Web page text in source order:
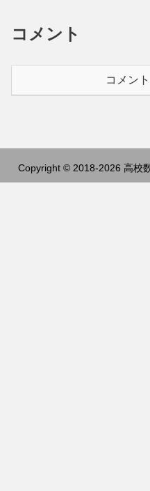
コメント
コメン
Copyright © 2018-2026 高校